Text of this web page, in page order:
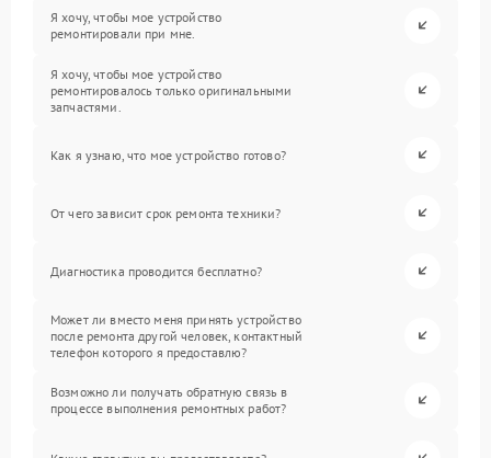
Я хочу, чтобы мое устройство
ремонтировали при мне.
Я хочу, чтобы мое устройство
ремонтировалось только оригинальными
запчастями.
Как я узнаю, что мое устройство готово?
От чего зависит срок ремонта техники?
Диагностика проводится бесплатно?
Может ли вместо меня принять устройство
после ремонта другой человек, контактный
телефон которого я предоставлю?
Возможно ли получать обратную связь в
процессе выполнения ремонтных работ?